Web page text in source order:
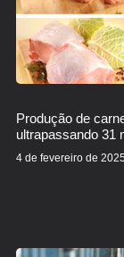
Produção de
ultrapassando 31
4 de fevereiro de 2025